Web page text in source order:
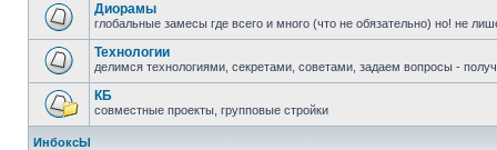
Диорамы
глобальные замесы где всего и много (что не обязательно) но! не
Технологии
делимся технологиями, секретами, советами, задаем вопросы -
КБ
совместные проекты, групповые стройки
ИнбоксЫ